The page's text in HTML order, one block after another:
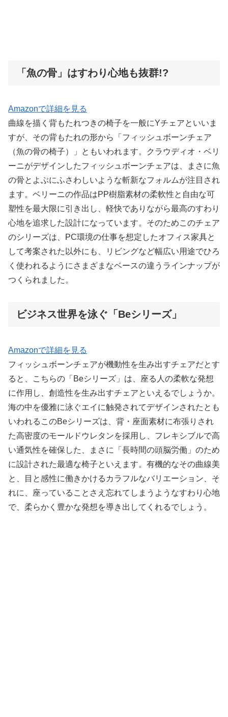
「魚の骨」はすわり心地も抜群!?
Amazonで詳細を見る
曲線を描く背もたれつきの椅子を一般にYチェアといいま
すが、その背もたれの形から「フィッシュボーンチェア
（魚の骨の椅子）」ともいわれます。クラウディオ・ベリ
ーニがデザインしたフィッシュボーンチェアは、まさに魚
の骨とよぶにふさわしいような斬新なフォルムが注目され
ます。ベリーニの作品はPP樹脂素材の柔軟性と自由な可
塑性を最大限に引き出し、軽快でありながら最高のすわり
心地を追求した設計になっています。そのためこのチェア
のシリーズは、PC環境の仕事を想定したオフィス家具と
して考案された以外にも、リビングなど幅広い用途でひろ
く使われるようにさまざまなベースの違うラインナップが
つくられました。
ビジネス世界を泳ぐ「Beシリーズ」
Amazonで詳細を見る
フィッシュボーンチェアが機動性を生み出すチェアだとす
ると、こちらの「Beシリーズ」は、座る人の柔軟な発想
に作用し、創造性を生み出すチェアといえるでしょうか。
海の中を優雅に泳ぐエイに触発されてデザインされたとも
いわれるこのBeシリーズは、背・座面素材に布張りされ
た高密度のモールドウレタンを採用し、フレキシブルで高
い通気性を確保した、まさに「長時間の頭脳労働」のため
に設計された最適な椅子といえます。有機的なその曲線美
と、目と感性に働きかけるカラフルなバリエーション、そ
れに、座っていることさえ忘れてしまうようなすわり心地
で、柔らかく豊かな発想を導き出してくれるでしょう。